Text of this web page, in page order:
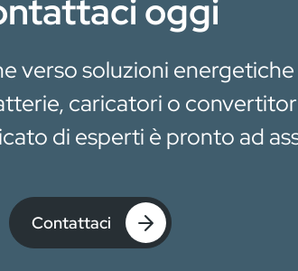
oggi
verso soluzioni
caricatori o
di esperti è pronto ad
Contattaci